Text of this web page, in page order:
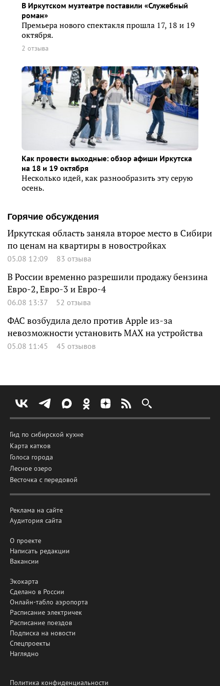
В Иркутском музтеатре поставили «Служебный
роман»
Премьера нового спектакля прошла 17, 18 и 19
октября.
2 отзыва
Как провести выходные: обзор афиши Иркутска
на 18 и 19 октября
Несколько идей, как разнообразить эту серую
осень.
Горячие обсуждения
Иркутская область заняла второе место в Сибири
по ценам на квартиры в новостройках
05.08 12:09 83 отзыва
В России временно разрешили продажу бензина
Евро-2, Евро-3 и Евро-4
06.08 13:37 52 отзыва
ФАС возбудила дело против Apple из-за
невозможности установить MAX на устройства
05.08 11:45 45 отзывов
Гид по сибирской кухне
Карта катков
Голоса города
Лесное озеро
Весточка с передовой
Реклама на сайте
Аудитория сайта
О проекте
Написать редакции
Вакансии
Экокарта
Сделано в России
Онлайн-табло аэропорта
Расписание электричек
Расписание поездов
Подписка на новости
Спецпроекты
Наглядно
Политика конфиденциальности